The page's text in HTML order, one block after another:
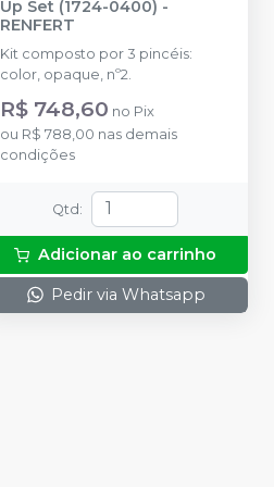
Up Set (1724-0400) -
RENFERT
Kit composto por 3 pincéis:
color, opaque, nº2.
R$ 748,60 no Pix
ou R$ 788,00 nas demais
condições
Qtd :
Adicionar ao carrinho
Pedir via Whatsapp